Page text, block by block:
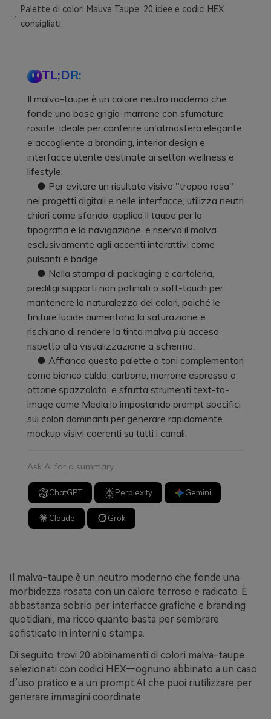
Palette di colori Mauve Taupe: 20 idee e codici HEX
consigliati
TL;DR:
Il malva-taupe è un colore neutro moderno che
fonde una base grigio-marrone con sfumature
rosate, ideale per conferire un'atmosfera elegante
e accogliente a branding, interior design e
interfacce utente destinate ai settori wellness e
lifestyle.
● Per evitare un risultato visivo "troppo rosa"
nei progetti digitali e nelle interfacce, utilizza neutri
chiari come sfondo, applica il taupe per la
tipografia e la navigazione, e riserva il malva
esclusivamente agli accenti interattivi come
pulsanti e badge.
● Nella stampa di packaging e cartoleria,
prediligi supporti non patinati o soft-touch per
mantenere la naturalezza dei colori, poiché le
finiture lucide aumentano la saturazione e
rischiano di rendere la tinta malva più accesa
rispetto alla visualizzazione a schermo.
● Affianca questa palette a toni complementari
come bianco caldo, carbone, marrone espresso o
ottone spazzolato, e sfrutta strumenti text-to-
image come Media.io impostando prompt specifici
sui colori dominanti per generare rapidamente
mockup visivi coerenti su tutti i canali.
Ask AI for a summary
ChatGPT Perplexity Gemini
Claude Grok
Il malva-taupe è un neutro moderno che fonde una
morbidezza rosata con un calore terroso e radicato. È
abbastanza sobrio per interfacce grafiche e branding
quotidiani, ma ricco quanto basta per sembrare
sofisticato in interni e stampa.
Di seguito trovi 20 abbinamenti di colori malva-taupe
selezionati con codici HEX—ognuno abbinato a un caso
d’uso pratico e a un prompt AI che puoi riutilizzare per
generare immagini coordinate.